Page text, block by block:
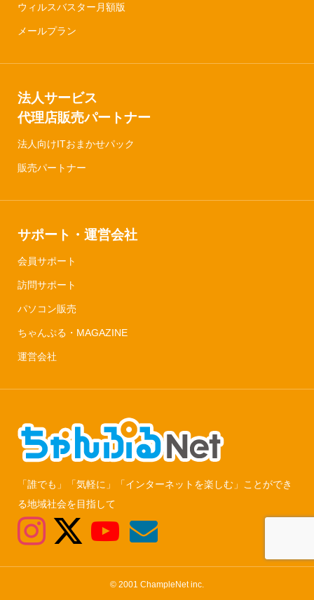
ウィルスバスター月額版
メールプラン
法人サービス
代理店販売パートナー
法人向けITおまかせパック
販売パートナー
サポート・運営会社
会員サポート
訪問サポート
パソコン販売
ちゃんぷる・MAGAZINE
運営会社
「誰でも」「気軽に」「インターネットを楽しむ」ことができ
る地域社会を目指して
© 2001 ChampleNet inc.